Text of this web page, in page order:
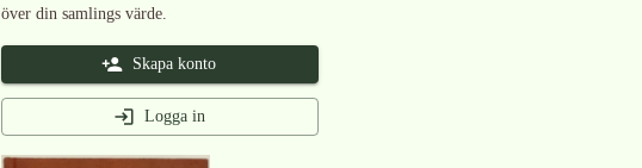
över din samlings värde.
Skapa konto
Logga in